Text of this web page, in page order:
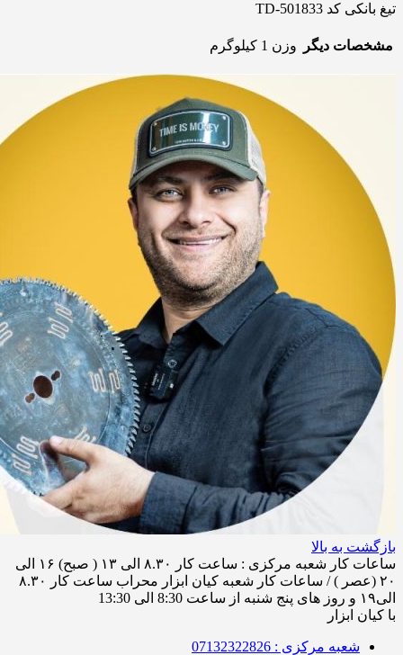
تیغ بانکی کد TD-501833
مشخصات دیگر وزن 1 کیلوگرم
بازگشت به بالا
ساعات کار شعبه مرکزی : ساعت کار ۸.۳۰ الی ۱۳ ( صبح) ۱۶ الی
۲۰ (عصر ) / ساعات کار شعبه کیان ابزار محراب ساعت کار ۸.۳۰
الی۱۹ و روز های پنج شنبه از ساعت 8:30 الی 13:30
با کیان ابزار
شعبه مرکزی : 07132322826